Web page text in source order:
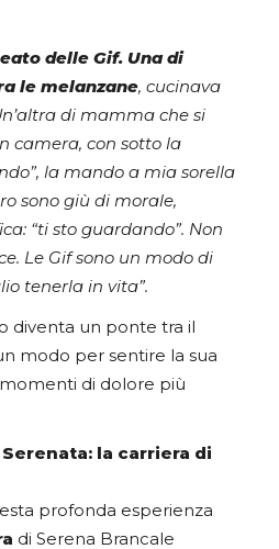
delle Gif. Una di
le melanzane, cucinava
di mamma che si
camera, con sotto la
la mando a mia sorella
sono giù di morale,
“ti sto guardando”. Non
Le Gif sono un modo di
tenerla in vita”.
diventa un ponte tra il
modo per sentire la sua
di dolore più
la carriera di
profonda esperienza
di Serena Brancale